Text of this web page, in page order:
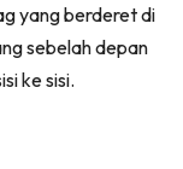
yang berderet di
sebelah depan
ke sisi.